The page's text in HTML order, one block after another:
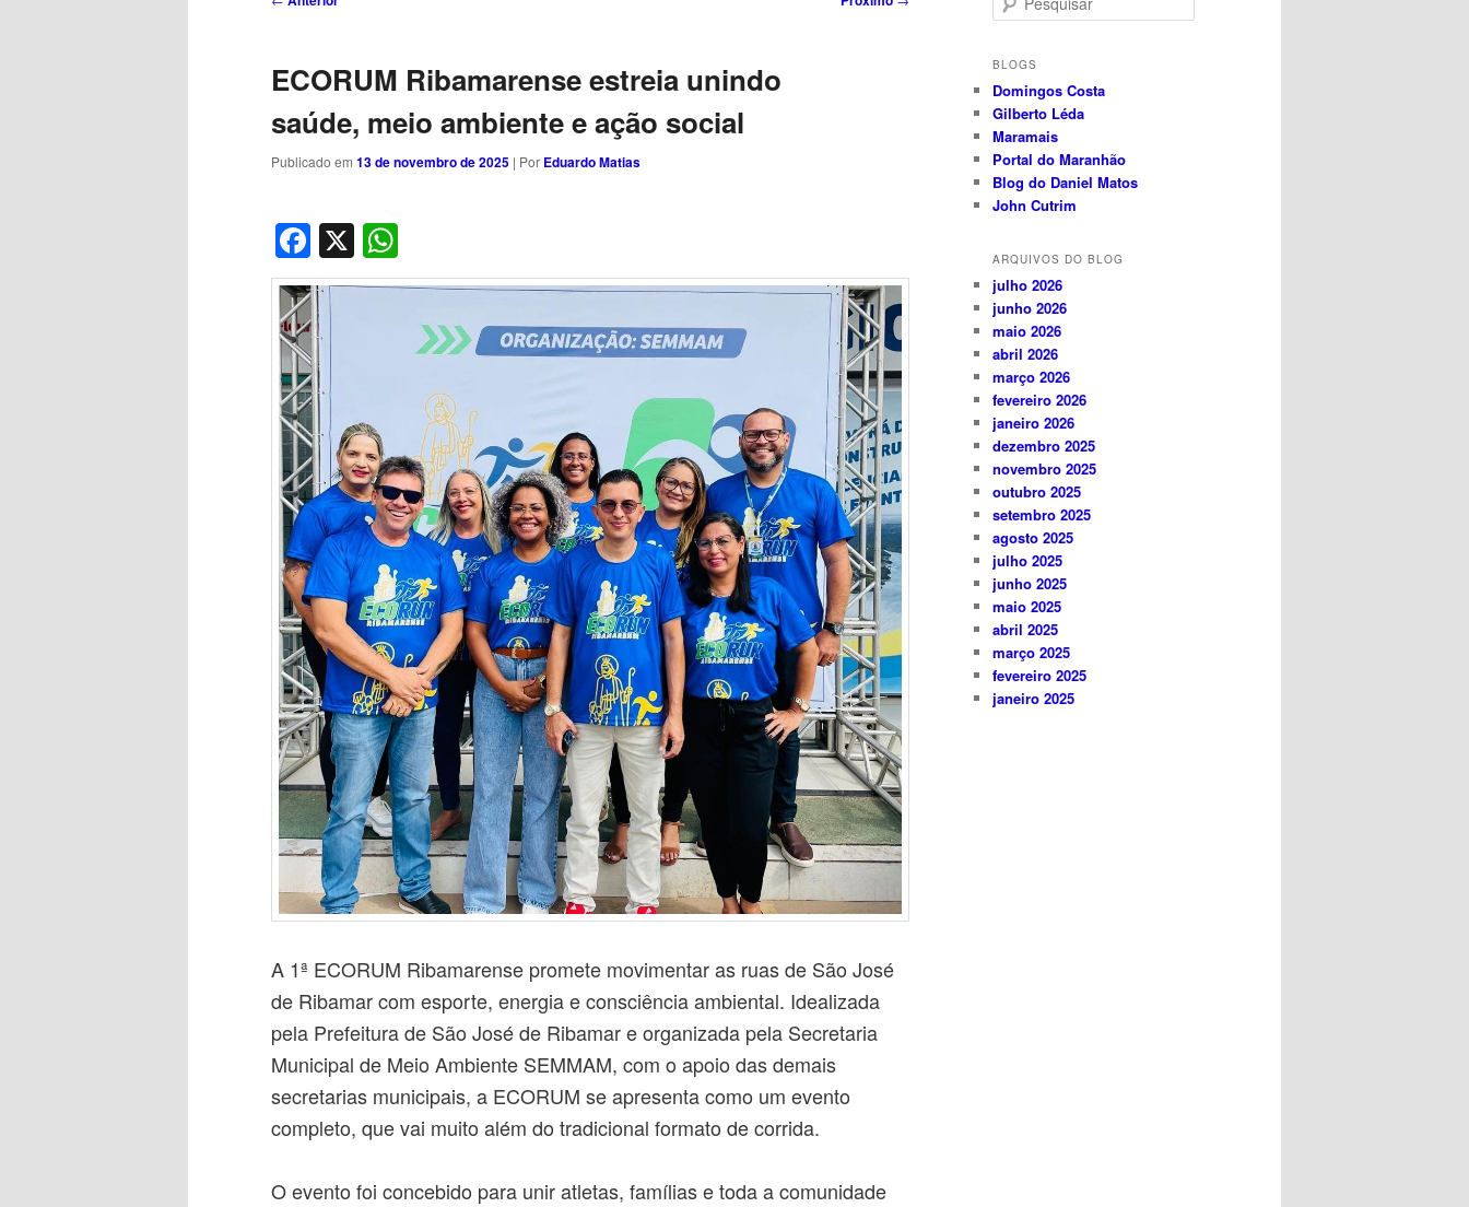
ECORUM Ribamarense estreia unindo
saúde, meio ambiente e ação social
Publicado em 13 de novembro de 2025 | Por Eduardo Matias
Facebook
X
A 1ª ECORUM Ribamarense promete movimentar as ruas de São José
de Ribamar com esporte, energia e consciência ambiental. Idealizada
pela Prefeitura de São José de Ribamar e organizada pela Secretaria
Municipal de Meio Ambiente SEMMAM, com o apoio das demais
secretarias municipais, a ECORUM se apresenta como um evento
completo, que vai muito além do tradicional formato de corrida.
O evento foi concebido para unir atletas, famílias e toda a comunidade
e
q
i
s
a
r
BLOGS
Domingos Costa
Gilberto Léda
Maramais
Portal do Maranhão
Blog do Daniel Matos
John Cutrim
ARQUIVOS DO BLOG
julho 2026
junho 2026
maio 2026
abril 2026
março 2026
fevereiro 2026
janeiro 2026
dezembro 2025
novembro 2025
outubro 2025
setembro 2025
agosto 2025
julho 2025
junho 2025
maio 2025
abril 2025
março 2025
fevereiro 2025
janeiro 2025